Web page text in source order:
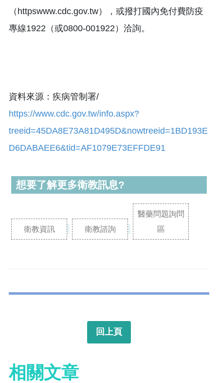
（httpswww.cdc.gov.tw），或撥打國內免付費防疫
專線1922（或0800-001922）洽詢。
資料來源：疾病管制署/
https://www.cdc.gov.tw/info.aspx?
treeid=45DA8E73A81D495D&nowtreeid=1BD193E
D6DABAEE6&tid=AF1079E73EFFDE91
想要了解更多衛教訊息?
衛教資訊 衛教諮詢
醫藥問題詢問
區
回上頁
相關文章